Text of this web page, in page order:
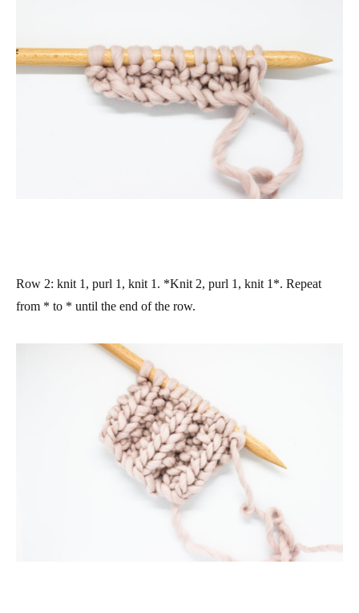
Row 2: knit 1, purl 1, knit 1. *Knit 2, purl 1, knit 1*. Repeat
from * to * until the end of the row.